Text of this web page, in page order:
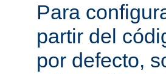
Para
partir del
por defecto,